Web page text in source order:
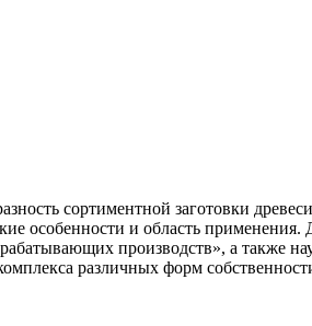
сортиментной заготовки
особенности и область
производств», а также
различных форм